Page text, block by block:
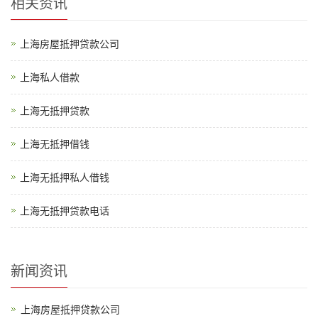
相关资讯
上海房屋抵押贷款公司
上海私人借款
上海无抵押贷款
上海无抵押借钱
上海无抵押私人借钱
上海无抵押贷款电话
新闻资讯
上海房屋抵押贷款公司